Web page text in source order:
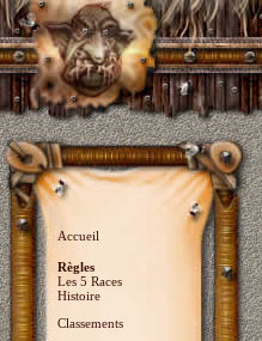
Accueil
Règles
Les 5 Races
Histoire
Classements